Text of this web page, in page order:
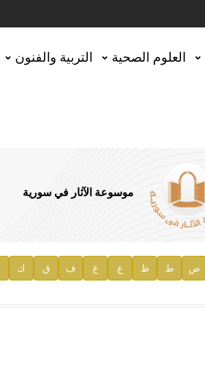
العلوم الصحية التربية والفنون
موسوعة الآثار في سورية
ض ط ظ ع غ ف ق ك